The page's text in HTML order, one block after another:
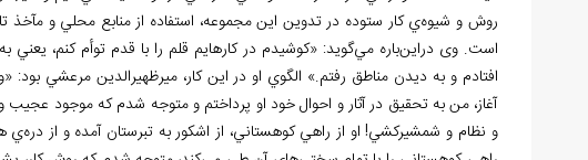
روش و شيوهي كار ستوده در تدوين این مجموعه، استفاده از منابع محلي و مآخذ
است. وی دراينباره ميگويد: «كوشيدم در كارهايم قلم را با قدم توأم كنم،
افتادم و به ديدن مناطق رفتم.» الگوي او در اين كار، ميرظهيرالدين مرعشي بود:
آغاز، من به تحقيق در آثار و احوال خود او پرداختم و متوجه شدم كه موجود
و نظام و شمشيركشي! او از راهي كوهستاني، از اشكور به تبرستان آمده و از درهي